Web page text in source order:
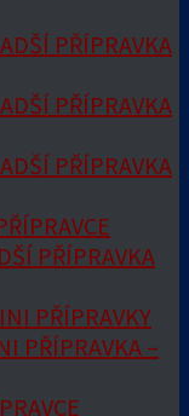
PŘÍPRAVKA
PŘÍPRAVKA
PŘÍPRAVKA
PŘÍPRAVKA
PŘÍPRAVKY
PŘÍPRAVKA –